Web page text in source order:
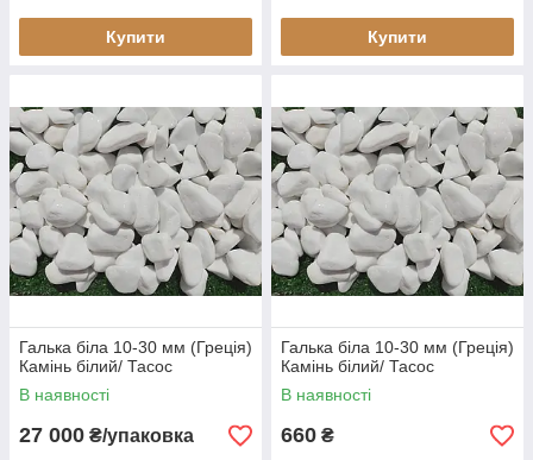
Купити Купити
Галька біла 10-30 мм (Греція)
Камінь білий/ Тасос
В наявності
27 000 ₴/упаковка
Галька біла 10-30 мм (Греція)
Камінь білий/ Тасос
В наявності
660 ₴